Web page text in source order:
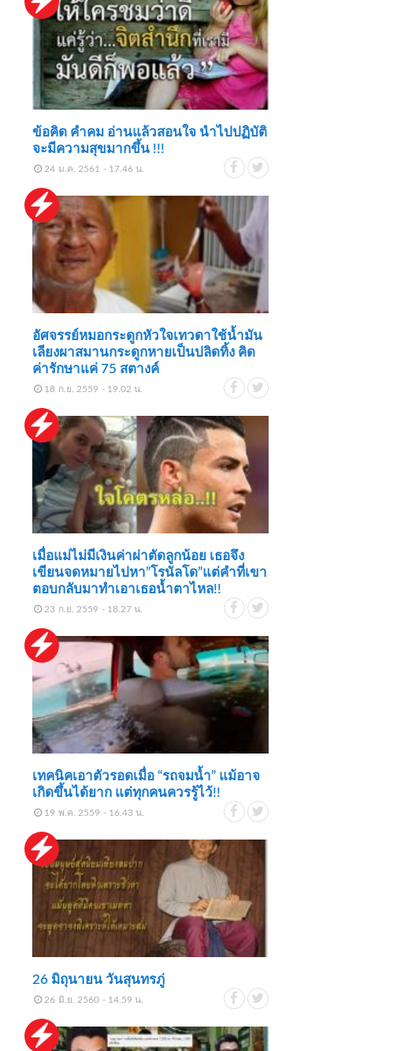
ข้อคิด คำคม อ่านแล้วสอนใจ นำไปปฏิบัติ
จะมีความสุขมากขึ้น !!!
24 ม.ค. 2561 - 17.46 น.
อัศจรรย์หมอกระดูกหัวใจเทวดาใช้น้ำมัน
เลียงผาสมานกระดูกหายเป็นปลิดทิ้ง คิด
ค่ารักษาแค่ 75 สตางค์
18 ก.ย. 2559 - 19.02 น.
เมื่อแม่ไม่มีเงินค่าผ่าตัดลูกน้อย เธอจึง
เขียนจดหมายไปหา”โรนัลโด”แต่คำที่เขา
ตอบกลับมาทำเอาเธอน้ำตาไหล!!
23 ก.ย. 2559 - 18.27 น.
เทคนิคเอาตัวรอดเมื่อ “รถจมน้ำ” แม้อาจ
เกิดขึ้นได้ยาก แต่ทุกคนควรรู้ไว้!!
19 พ.ค. 2559 - 16.43 น.
26 มิถุนายน วันสุนทรภู่
26 มิ.ย. 2560 - 14.59 น.